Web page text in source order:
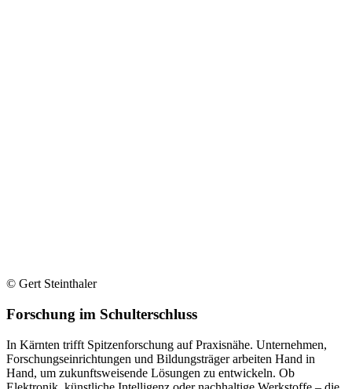
© Gert Steinthaler
Forschung im Schulterschluss
In Kärnten trifft Spitzenforschung auf Praxisnähe. Unternehmen,
Forschungseinrichtungen und Bildungsträger arbeiten Hand in
Hand, um zukunftsweisende Lösungen zu entwickeln. Ob